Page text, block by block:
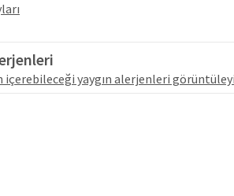
içerebileceği yaygın alerjenleri